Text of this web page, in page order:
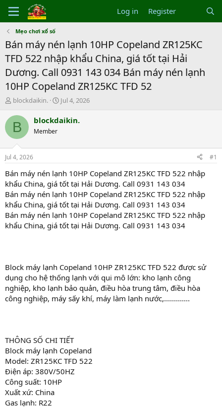
Log in Register
Mẹo chơi xổ số
Bán máy nén lạnh 10HP Copeland ZR125KC
TFD 522 nhập khẩu China, giá tốt tại Hải
Dương. Call 0931 143 034 Bán máy nén lạnh
10HP Copeland ZR125KC TFD 52
T
r
e
d
s
t
a
r
t
e
r
blockdaikin.
S
a
t
e
Jul 4, 2026
B blockdaikin.
Member
Jul 4, 2026 #1
Bán máy nén lạnh 10HP Copeland ZR125KC TFD 522 nhập
khẩu China, giá tốt tại Hải Dương. Call 0931 143 034
Bán máy nén lạnh 10HP Copeland ZR125KC TFD 522 nhập
khẩu China, giá tốt tại Hải Dương. Call 0931 143 034
Bán máy nén lạnh 10HP Copeland ZR125KC TFD 522 nhập
khẩu China, giá tốt tại Hải Dương. Call 0931 143 034
Block máy lạnh Copeland 10HP ZR125KC TFD 522 được sử
dụng cho hệ thống lạnh với qui mô lớn: kho lạnh công
nghiệp, kho lạnh bảo quản, điều hòa trung tâm, điều hòa
công nghiệp, máy sấy khí, máy làm lạnh nước,.............
THÔNG SỐ CHI TIẾT
Block máy lạnh Copeland
Model: ZR125KC TFD 522
Điện áp: 380V/50HZ
Công suất: 10HP
Xuất xứ: China
Gas lạnh: R22